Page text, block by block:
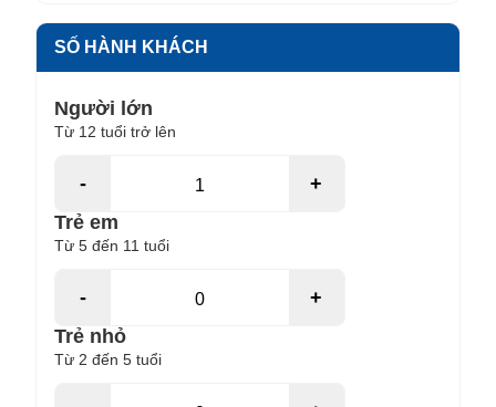
SỐ HÀNH KHÁCH
Người lớn
Từ 12 tuổi trở lên
-
+
Trẻ em
Từ 5 đến 11 tuổi
-
+
Trẻ nhỏ
Từ 2 đến 5 tuổi